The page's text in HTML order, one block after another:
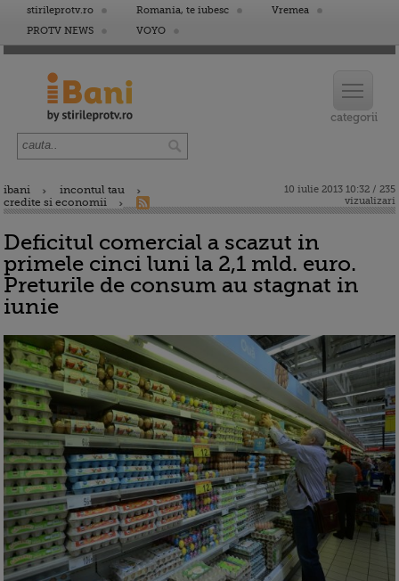
stirileprotv.ro Romania, te iubesc
Vremea
PROTV NEWS
VOYO
ibani
incontul tau
credite si economii
10 iulie 2013 10:32 / 235
vizualizari
Deficitul comercial a scazut in
primele cinci luni la 2,1 mld. euro.
Preturile de consum au stagnat in
iunie